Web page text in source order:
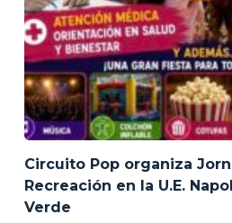
Circuito Pop organiza
Recreación en la U.E.
Verde